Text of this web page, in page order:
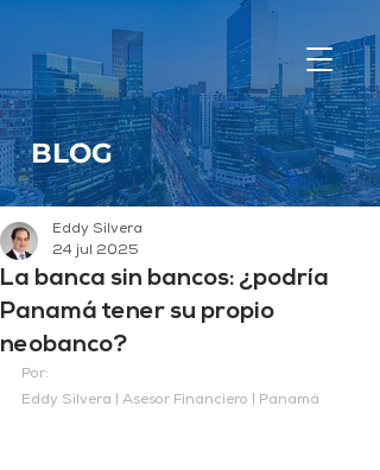
BLOG
La banca sin bancos: ¿podría
Panamá tener su propio
neobanco?
Eddy Silvera
24 jul 2025
Por:
Eddy Silvera | Asesor Financiero | Panamá